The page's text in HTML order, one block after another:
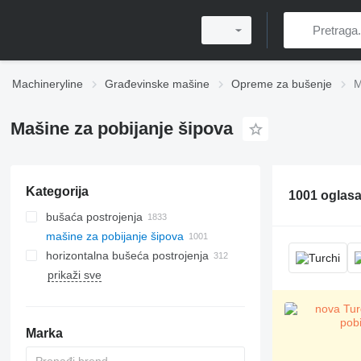
Machineryline Građevinske mašine Opreme za bušenje
Mašine za pobijanje šipova
Kategorija
bušaća postrojenja
mašine za pobijanje šipova
horizontalna bušeća postrojenja
prikaži sve
Marka
1001